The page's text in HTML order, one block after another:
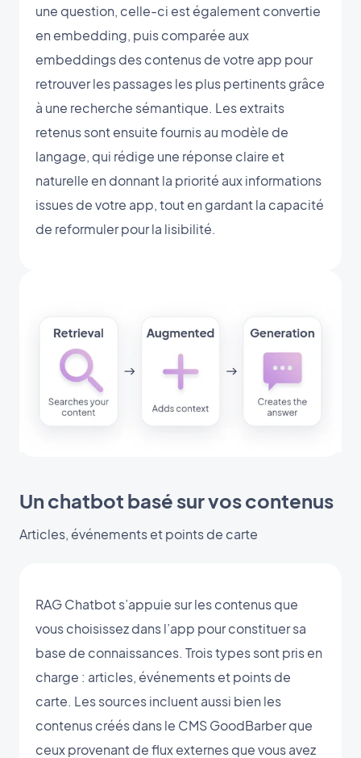
une question, celle-ci est également convertie
en embedding, puis comparée aux
embeddings des contenus de votre app pour
retrouver les passages les plus pertinents grâce
à une recherche sémantique. Les extraits
retenus sont ensuite fournis au modèle de
langage, qui rédige une réponse claire et
naturelle en donnant la priorité aux informations
issues de votre app, tout en gardant la capacité
de reformuler pour la lisibilité.
Un chatbot basé sur vos contenus
Articles, événements et points de carte
RAG Chatbot s’appuie sur les contenus que
vous choisissez dans l’app pour constituer sa
base de connaissances. Trois types sont pris en
charge : articles, événements et points de
carte. Les sources incluent aussi bien les
contenus créés dans le CMS GoodBarber que
ceux provenant de flux externes que vous avez